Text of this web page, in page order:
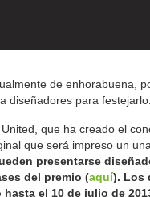
de enhorabuena,
diseñadores para festejarlo.
que ha creado el
que será impreso un
presentarse
del premio (aquí). Los
el 10 de julio de